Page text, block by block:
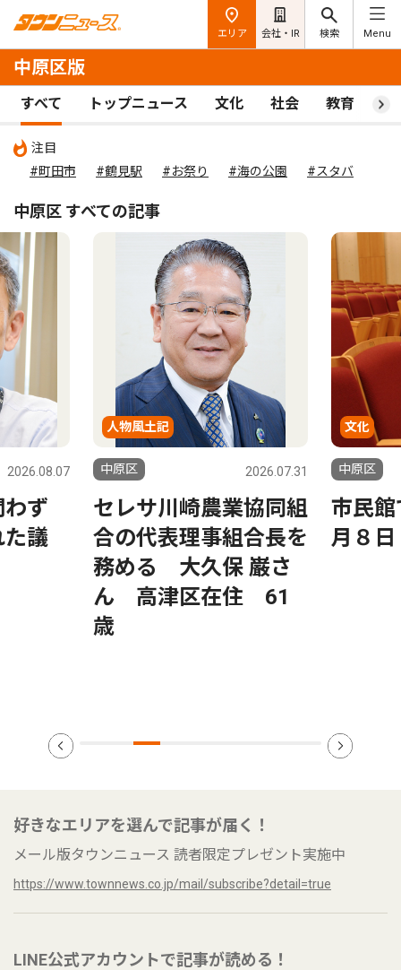
エリア 会社・IR 検索 Menu
中原区版
すべて トップニュース 文化 社会 教育 ス
注目
#町田市
#鶴見駅 #お祭り #海の公園 #スタバ
中原区 すべての記事
2026.08.07
ず
た議
人物風土記
中原区 2026.07.31
セレサ川崎農業協同組
合の代表理事組合長を
務める 大久保 巌さ
ん 高津区在住 61
歳
文化
中原区
市民
月８
好きなエリアを選んで記事が届く！
メール版タウンニュース 読者限定プレゼント実施中
https://www.townnews.co.jp/mail/subscribe?detail=true
LINE公式アカウントで記事が読める！